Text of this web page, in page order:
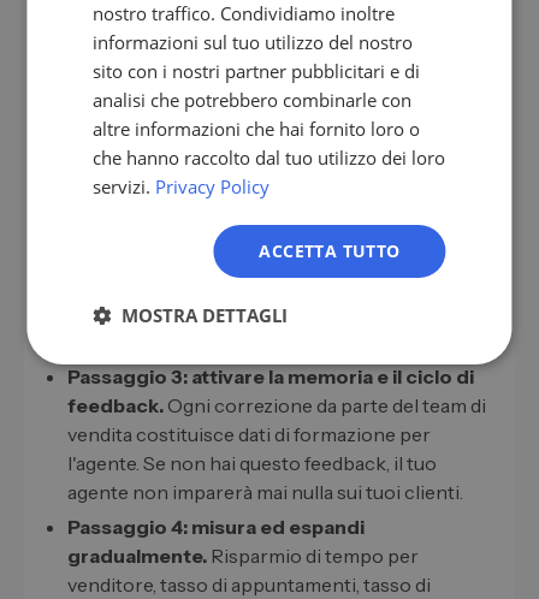
Passaggio 1: definire casi d'uso ristretti.
con la ricerca di piombo e i riepiloghi delle
riunioni. Entrambi hanno effetti ad alta
produttività e un basso rischio perché le
persone effettuano controlli incrociati prima di
inviare.
Passaggio 2: crea guardrail e processo di
Definisci cosa l'agente può fare e
cosa no senza chiedere. Raggiungere i contatti
freddi sempre con personale coinvolto,
manutenzione dei dati nel CRM in modo
Passaggio 3: attivare la memoria e il ciclo di
feedback. Ogni correzione da parte del team di
vendita costituisce dati di formazione per
l'agente. Se non hai questo feedback, il tuo
agente non imparerà mai nulla sui tuoi clienti.
Passaggio 4: misura ed espandi
gradualmente. Risparmio di tempo per
venditore, tasso di appuntamenti, tasso di
FR
IT
NL
PL
nostro traffico. Condividiamo inoltre
informazioni sul tuo utilizzo del nostro
sito con i nostri partner pubblicitari e di
analisi che potrebbero combinarle con
altre informazioni che hai fornito loro o
che hanno raccolto dal tuo utilizzo dei loro
servizi. Privacy Policy
ACCETTA TUTTO
MOSTRA DETTAGLI